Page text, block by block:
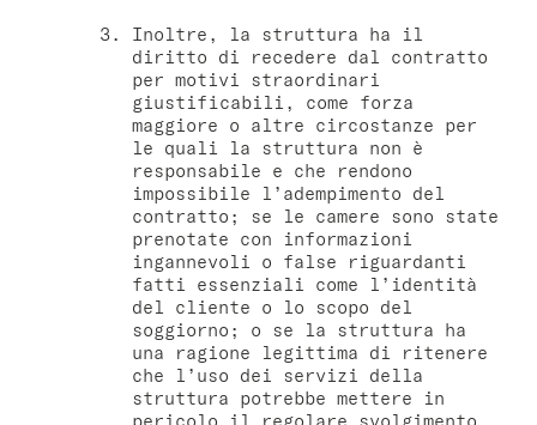
Inoltre, la struttura ha il
diritto di recedere dal contratto
per motivi straordinari
giustificabili, come forza
maggiore o altre circostanze per
le quali la struttura non è
responsabile e che rendono
impossibile l’adempimento del
contratto; se le camere sono state
prenotate con informazioni
ingannevoli o false riguardanti
fatti essenziali come l’identità
del cliente o lo scopo del
soggiorno; o se la struttura ha
una ragione legittima di ritenere
che l’uso dei servizi della
struttura potrebbe mettere in